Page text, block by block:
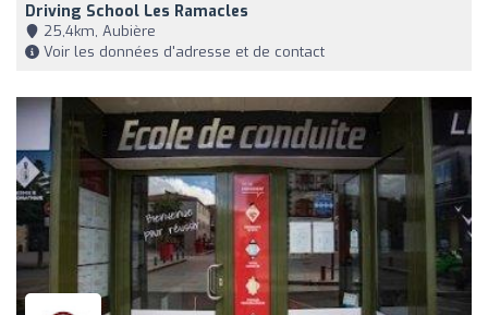
Driving School Les Ramacles
25,4km, Aubière
Voir les données d'adresse et de contact